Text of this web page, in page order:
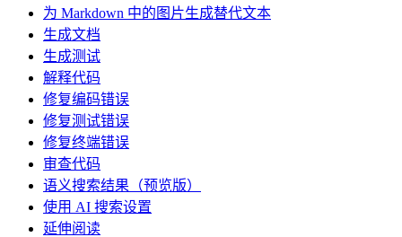
为 Markdown 中的图片生成替代文本
生成文档
生成测试
解释代码
修复编码错误
修复测试错误
修复终端错误
审查代码
语义搜索结果（预览版）
使用 AI 搜索设置
延伸阅读